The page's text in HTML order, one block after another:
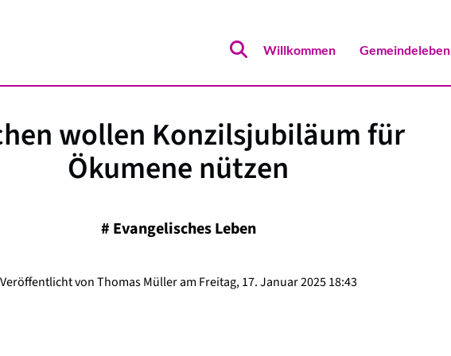
Willkommen Gemeindeleben
wollen Konzilsjubiläum für
Ökumene nützen
# Evangelisches Leben
Veröffentlicht von Thomas Müller am Freitag, 17. Januar 2025 18:43